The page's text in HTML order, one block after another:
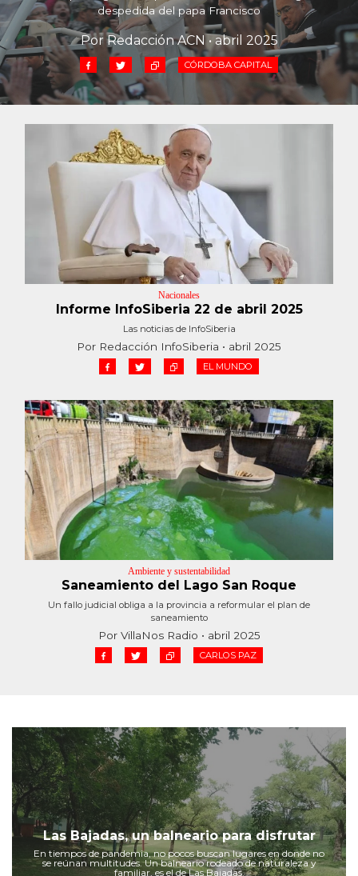
Cruz del Eje
Corredor de Ansenuza
La Carlota y zona
Laboulaye y sur
Bell Ville
Despeñaderos
despedida del papa Francisco
Por Redacción ACN • abril 2025
CÓRDOBA CAPITAL
Nacionales
Informe InfoSiberia 22 de abril 2025
Las noticias de InfoSiberia
Por Redacción InfoSiberia • abril 2025
EL MUNDO
Ambiente y sustentabilidad
Saneamiento del Lago San Roque
Un fallo judicial obliga a la provincia a reformular el plan de
saneamiento
Por VillaNos Radio • abril 2025
CARLOS PAZ
Las Bajadas, un balneario para disfrutar
En tiempos de pandemia, no pocos buscan lugares en donde no
se reúnan multitudes. Un balneario rodeado de naturaleza y
familiar, es el de Las Bajadas.